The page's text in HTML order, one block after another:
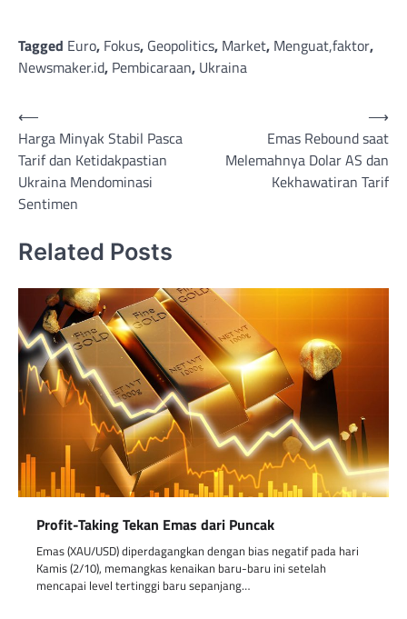
Tagged Euro, Fokus, Geopolitics, Market, Menguat,faktor,
Newsmaker.id, Pembicaraan, Ukraina
Post
navigation
⟵
Harga Minyak Stabil Pasca
Tarif dan Ketidakpastian
Ukraina Mendominasi
Sentimen
Emas Rebound saat
Melemahnya Dolar AS dan
Kekhawatiran Tarif
⟶
Related Posts
Profit-Taking Tekan Emas dari Puncak
Emas (XAU/USD) diperdagangkan dengan bias negatif pada hari
Kamis (2/10), memangkas kenaikan baru-baru ini setelah
mencapai level tertinggi baru sepanjang…